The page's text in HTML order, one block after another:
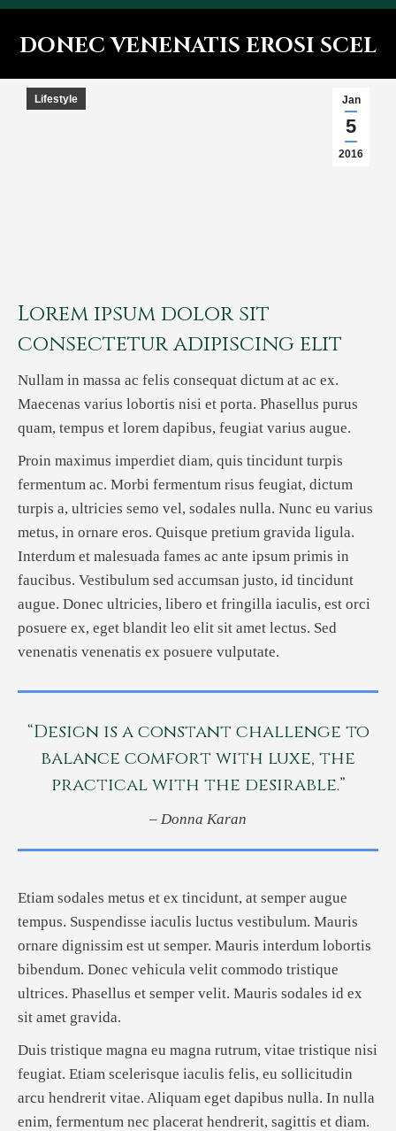
DONEC VENENATIS EROSI SCEL
Jan
5
2016
Lifestyle
Lorem ipsum dolor sit
consectetur adipiscing elit
Nullam in massa ac felis consequat dictum at ac ex.
Maecenas varius lobortis nisi et porta. Phasellus purus
quam, tempus et lorem dapibus, feugiat varius augue.
Proin maximus imperdiet diam, quis tincidunt turpis
fermentum ac. Morbi fermentum risus feugiat, dictum
turpis a, ultricies semo vel, sodales nulla. Nunc eu varius
metus, in ornare eros. Quisque pretium gravida ligula.
Interdum et malesuada fames ac ante ipsum primis in
faucibus. Vestibulum sed accumsan justo, id tincidunt
augue. Donec ultricies, libero et fringilla iaculis, est orci
posuere ex, eget blandit leo elit sit amet lectus. Sed
venenatis venenatis ex posuere vulputate.
“Design is a constant challenge to
balance comfort with luxe, the
practical with the desirable.”
– Donna Karan
Etiam sodales metus et ex tincidunt, at semper augue
tempus. Suspendisse iaculis luctus vestibulum. Mauris
ornare dignissim est ut semper. Mauris interdum lobortis
bibendum. Donec vehicula velit commodo tristique
ultrices. Phasellus et semper velit. Mauris sodales id ex
sit amet gravida.
Duis tristique magna eu magna rutrum, vitae tristique nisi
feugiat. Etiam scelerisque iaculis felis, eu sollicitudin
arcu hendrerit vitae. Aliquam eget dapibus nulla. In nulla
enim, fermentum nec placerat hendrerit, sagittis et diam.